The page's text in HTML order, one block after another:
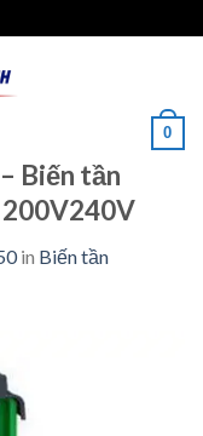
0
Biến tần
in Biến tần